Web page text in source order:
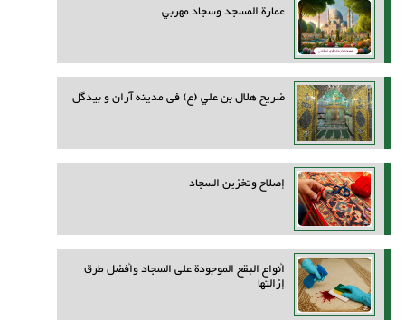
عمارة المسجد وسجاد مهربي
ضريح هلال بن علي (ع) فی مدینه آران و بیدگل
إصلاح وتخزين السجاد
أنواع البقع الموجودة على السجاد وأفضل طرق
إزالتها